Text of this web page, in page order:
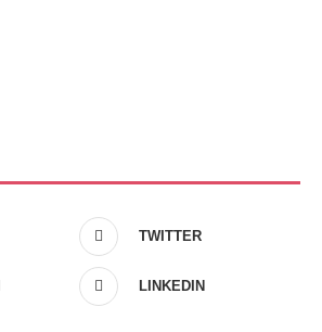
TWITTER
LINKEDIN